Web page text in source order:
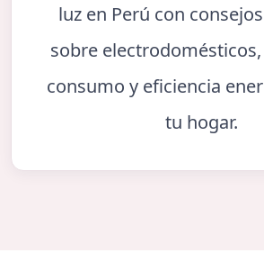
luz en Perú con
sobre
consumo y eficiencia
tu hogar.